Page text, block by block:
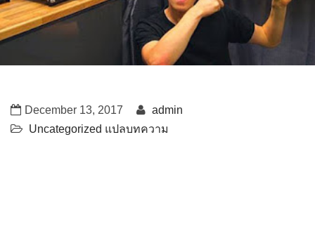
December 13, 2017
admin
Uncategorized แปลบทความ